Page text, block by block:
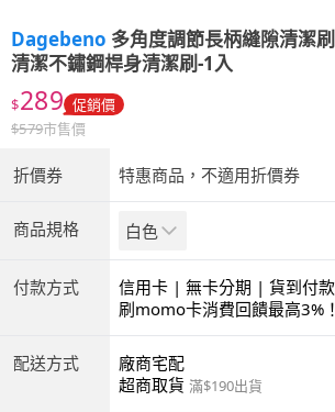
Dagebeno 多角度調節長柄縫隙清潔
清潔不鏽鋼桿身清潔刷-1入
$289 促銷價
$579市售價
折價券 特惠商品，不適用折價券
商品規格 白色
付款方式
信用卡 | 無卡分期 | 貨到付
商付款 | ATM | 銀聯卡
刷momo卡消費回饋最高3%！
配送方式
廠商宅配
超商取貨 滿$190出貨